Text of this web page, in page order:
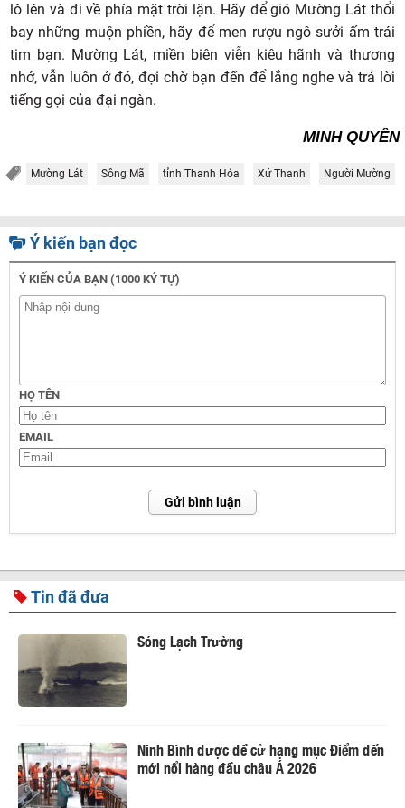
lô lên và đi về phía mặt trời lặn. Hãy để gió Mường Lát thổi
bay những muộn phiền, hãy để men rượu ngô sưởi ấm trái
tim bạn. Mường Lát, miền biên viễn kiêu hãnh và thương
nhớ, vẫn luôn ở đó, đợi chờ bạn đến để lắng nghe và trả lời
tiếng gọi của đại ngàn.
MINH QUYÊN
Mường Lát Sông Mã tỉnh Thanh Hóa Xứ Thanh Người Mường
Ý kiến bạn đọc
Ý KIẾN CỦA BẠN (1000 KÝ TỰ)
HỌ TÊN
EMAIL
Gửi bình luận
Tin đã đưa
Sóng Lạch Trường
Ninh Bình được đề cử hạng mục Điểm đến
mới nổi hàng đầu châu Á 2026